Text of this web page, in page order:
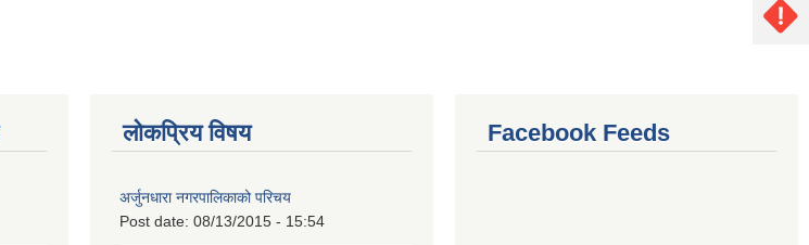
लोकप्रिय विषय
अर्जुनधारा नगरपालिकाको परिचय
Post date: 08/13/2015 - 15:54
Facebook Feeds